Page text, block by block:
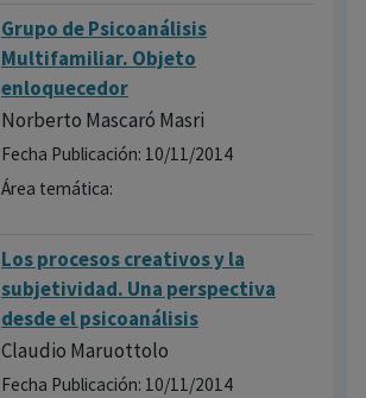
Grupo de Psicoanálisis
Multifamiliar. Objeto
enloquecedor
Norberto Mascaró Masri
Fecha Publicación: 10/11/2014
Área temática:
Los procesos creativos y la
subjetividad. Una perspectiva
desde el psicoanálisis
Claudio Maruottolo
Fecha Publicación: 10/11/2014